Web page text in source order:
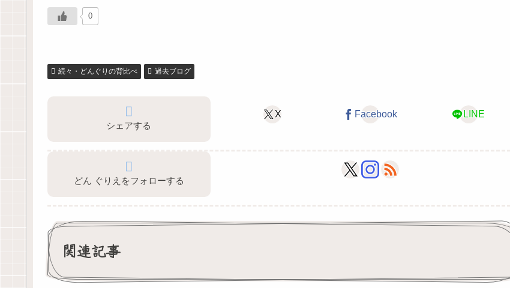
0
続々・どんぐりの背比べ 過去ブログ
シェアする
X Facebook LINE
どん ぐりえをフォローする
関連記事